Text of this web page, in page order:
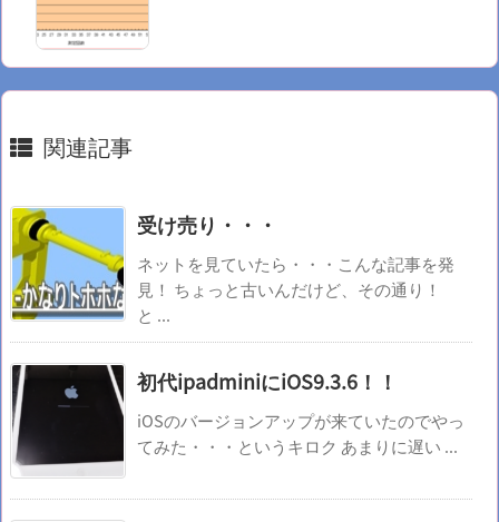
関連記事
受け売り・・・
ネットを見ていたら・・・こんな記事を発
見！ ちょっと古いんだけど、その通り！
と ...
初代ipadminiにiOS9.3.6！！
iOSのバージョンアップが来ていたのでやっ
てみた・・・というキロク あまりに遅い ...